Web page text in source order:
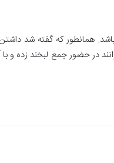
همانطور که گفته شد
در حضور جمع لبخند زده و